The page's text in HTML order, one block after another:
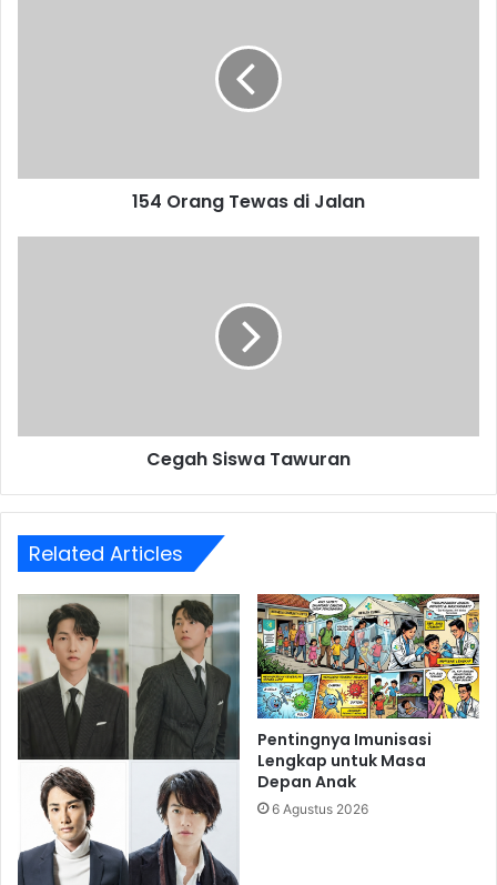
154 Orang Tewas di Jalan
Cegah Siswa Tawuran
Related Articles
Pentingnya Imunisasi
Lengkap untuk Masa
Depan Anak
6 Agustus 2026